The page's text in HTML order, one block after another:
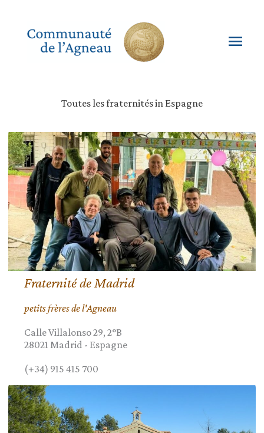
contenu
Toutes les fraternités in Espagne
Fraternité de Madrid
petits frères de l'Agneau
Calle Villalonso 29, 2°B
28021 Madrid - Espagne
(+34) 915 415 700